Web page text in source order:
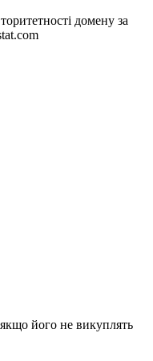
домену за
його не викуплять